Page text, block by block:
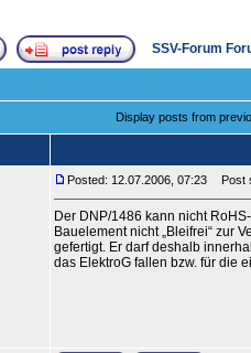
SSV-Forum
Display posts from
Posted: 12.07.2006, 07:23 Post
Der DNP/1486 kann nicht
Bauelement nicht „Bleifrei“ zur
gefertigt. Er darf deshalb
das ElektroG fallen bzw. für die